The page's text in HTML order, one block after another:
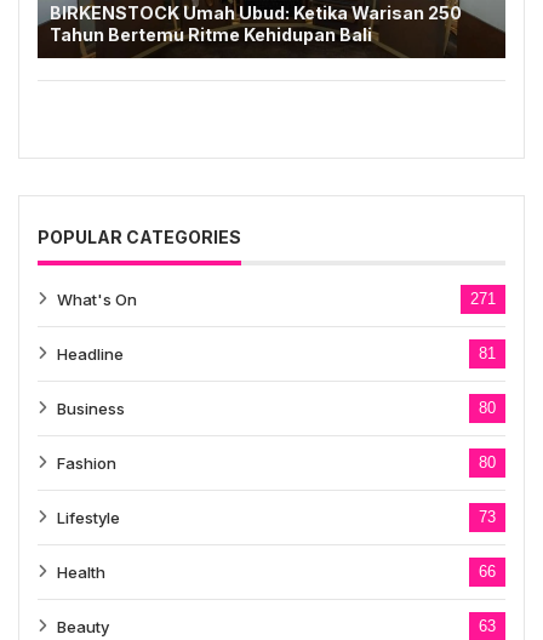
BIRKENSTOCK Umah Ubud: Ketika Warisan 250
Tahun Bertemu Ritme Kehidupan Bali
POPULAR CATEGORIES
What's On 271
Headline 81
Business 80
Fashion 80
Lifestyle 73
Health 66
Beauty 63